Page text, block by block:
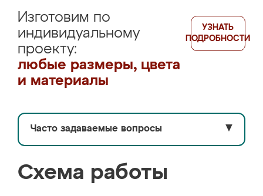
Изготовим по
индивидуальному
проекту:
любые размеры, цвета
и материалы
УЗНАТЬ
ПОДРОБНОСТИ
Часто задаваемые вопросы ▼
Схема работы